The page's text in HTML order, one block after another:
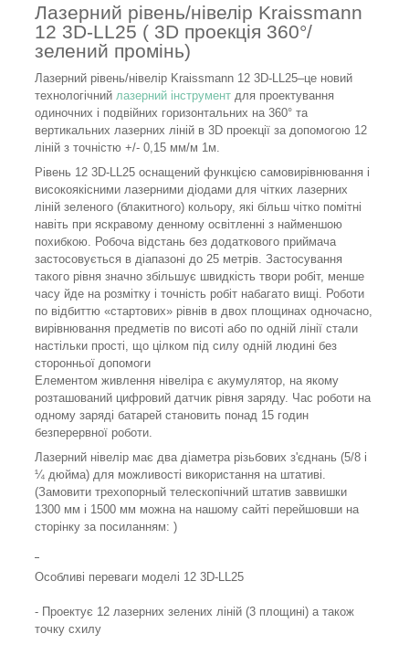
Лазерний рівень/нівелір Kraissmann
12 3D-LL25 ( 3D проекція 360°/
зелений промінь)
Лазерний рівень/нівелір Kraissmann 12 3D- 25–це новий
технологічний лазерний інструмент для проектування
одиночних і подвійних горизонтальних на 360° та
вертикальних лазерних ліній в 3D проекції за допомогою 12
ліній з точністю +/- 0,15 мм/м 1м.
Рівень 12 3D- 25 оснащений функцією самовирівнювання і
високоякісними лазерними діодами для чітких лазерних
ліній зеленого (блакитного) кольору, які більш чітко помітні
навіть при яскравому денному освітленні з найменшою
похибкою. Робоча відстань без додаткового приймача
застосовується в діапазоні до 25 метрів. Застосування
такого рівня значно збільшує швидкість твори робіт, менше
часу йде на розмітку і точність робіт набагато вищі.
Роботи
по відбиттю «стартових» рівнів в двох площинах одночасно,
вирівнювання предметів по висоті або по одній лінії стали
настільки прості, що цілком під силу одній людині без
сторонньої допомоги
Елементом живлення нівеліра є акумулятор, на якому
розташований цифровий датчик рівня заряду. Час роботи на
одному заряді батарей становить понад 15 годин
безперервної роботи.
Лазерний нівелір має два діаметра різьбових з'єднань (5/8 і
¼ дюйма) для можливості використання на штативі.
(Замовити трехопорный телескопічний штатив заввишки
1300 мм і 1500 мм можна на нашому сайті перейшовши на
сторінку за посиланням: )
Особливі переваги моделі 12 3D- 25
- Проектує 12 лазерних зелених ліній (3 площині) а також
точку схилу